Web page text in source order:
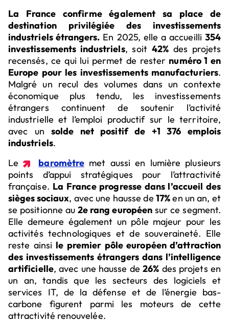
La France confirme également sa place de
destination privilégiée des investissements
industriels étrangers. En 2025, elle a accueilli 354
investissements industriels, soit 42%des projets
recensés, ce qui lui permet de rester numéro 1 en
Europe pour les investissements manufacturiers.
Malgré un recul des volumes dans un contexte
économique plus tendu, les investissements
étrangers continuent de soutenir l’activité
industrielle et l’emploi productif sur le territoire,
avec unsolde net positif de +1 376 emplois
industriels.
Le
baromètre met aussi en lumière plusieurs
points d’appui stratégiques pour l’attractivité
française. La France progresse dans l’accueil des
sièges sociaux, avec une hausse de 17%en un an, et
se positionne au2e rang européen sur ce segment.
Elle demeure également un pôle majeur pour les
activités technologiques et de souveraineté. Elle
reste ainsi le premier pôle européen d’attraction
des investissements étrangers dans l’intelligence
artificielle, avec une hausse de26% des projets en
un an, tandis que les secteurs des logiciels et
services IT, de la défense et de l’énergie bas-
carbone figurent parmi les moteurs de cette
attractivité renouvelée.